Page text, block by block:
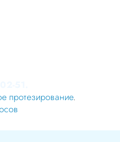
протезирование.